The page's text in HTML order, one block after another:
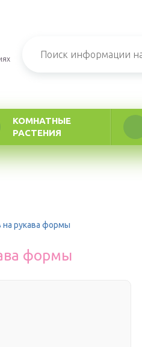
КОМНАТНЫЕ
РАСТЕНИЯ
рукава формы
формы